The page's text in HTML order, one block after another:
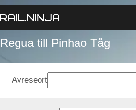
Regua till Pinhao Tåg
Avreseort